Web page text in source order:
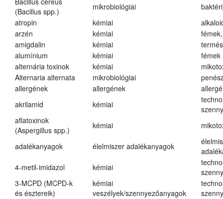
(Bacillus spp.)
mikrobiológiai
atropin
kémiai
arzén
kémiai
amigdalin
kémiai
alumínium
kémiai
fémek
alternária toxinok
kémiai
Alternaria alternata
mikrobiológiai
allergének
allergének
akrilamid
kémiai
aflatoxinok
(Aspergillus spp.)
kémiai
adalékanyagok élelmiszer adalékanyagok
4-metil-imidazol
kémiai
3-MCPD (MCPD-k
és észtereik)
kémiai
veszélyek/szennyezőanyagok